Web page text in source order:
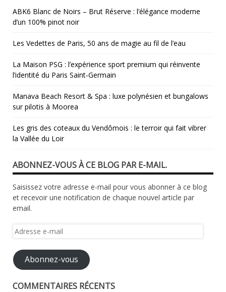
ABK6 Blanc de Noirs – Brut Réserve : l’élégance moderne
d’un 100% pinot noir
Les Vedettes de Paris, 50 ans de magie au fil de l’eau
La Maison PSG : l’expérience sport premium qui réinvente
l’identité du Paris Saint‑Germain
Manava Beach Resort & Spa : luxe polynésien et bungalows
sur pilotis à Moorea
Les gris des coteaux du Vendômois : le terroir qui fait vibrer
la Vallée du Loir
ABONNEZ-VOUS À CE BLOG PAR E-MAIL.
Saisissez votre adresse e-mail pour vous abonner à ce blog
et recevoir une notification de chaque nouvel article par
email.
Adresse
mail
Abonnez-vous
COMMENTAIRES RÉCENTS